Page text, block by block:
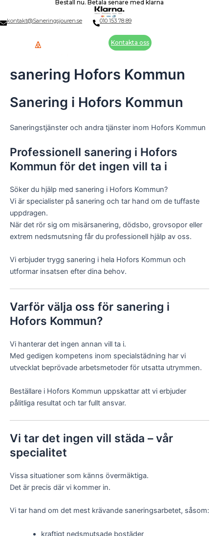
content
Beställ nu. Betala senare med klarna
kontakt@Saneringsjouren.se 010 153 78 89
Kontakta oss
sanering Hofors Kommun
Sanering i Hofors Kommun
Saneringstjänster och andra tjänster inom Hofors Kommun
Professionell sanering i Hofors
Kommun för det ingen vill ta i
Söker du hjälp med sanering i Hofors Kommun?
Vi är specialister på sanering och tar hand om de tuffaste
uppdragen.
När det rör sig om misärsanering, dödsbo, grovsopor eller
extrem nedsmutsning får du professionell hjälp av oss.
Vi erbjuder trygg sanering i hela Hofors Kommun och
utformar insatsen efter dina behov.
Varför välja oss för sanering i
Hofors Kommun?
Vi hanterar det ingen annan vill ta i.
Med gedigen kompetens inom specialstädning har vi
utvecklat beprövade arbetsmetoder för utsatta utrymmen.
Beställare i Hofors Kommun uppskattar att vi erbjuder
pålitliga resultat och tar fullt ansvar.
Vi tar det ingen vill städa – vår
specialitet
Vissa situationer som känns övermäktiga.
Det är precis där vi kommer in.
Vi tar hand om det mest krävande saneringsarbetet, såsom:
kraftigt nedsmutsade bostäder